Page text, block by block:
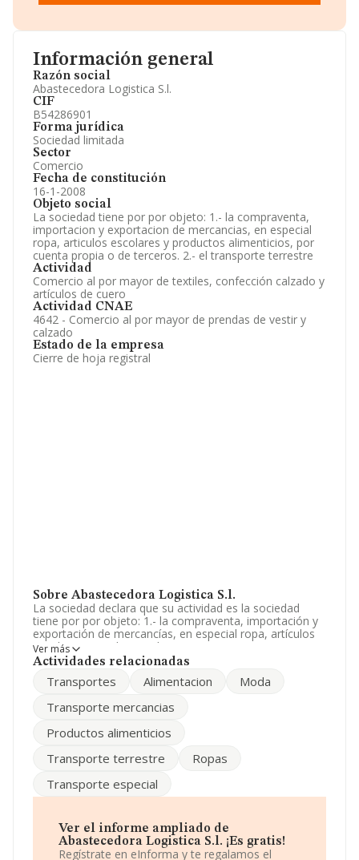
Información general
Razón social
Abastecedora Logistica S.l.
CIF
B54286901
Forma jurídica
Sociedad limitada
Sector
Comercio
Fecha de constitución
16-1-2008
Objeto social
La sociedad tiene por por objeto: 1.- la compraventa,
importacion y exportacion de mercancias, en especial
ropa, articulos escolares y productos alimenticios, por
cuenta propia o de terceros. 2.- el transporte terrestre
Actividad
Comercio al por mayor de textiles, confección calzado y
artículos de cuero
Actividad CNAE
4642 - Comercio al por mayor de prendas de vestir y
calzado
Estado de la empresa
Cierre de hoja registral
Sobre Abastecedora Logistica S.l.
La sociedad declara que su actividad es la sociedad
tiene por por objeto: 1.- la compraventa, importación y
exportación de mercancías, en especial ropa, artículos
escolares y productos alimenticios, por cuenta propia o
de terceros. 2.- el transporte terrestre. La empresa está
corresponde a 4642 con código 'Comercio al por mayor
actividad en mercados exteriores.
La empresa españolaAbastecedora Logistica S.L
encuentra en Calle Quart núm. 28 Plt 2 A, (46001), en el
En base a la información de la que dispone INFORMA
facturación alcanza la cifra de 34.554 millones de euros
y la media de facturación de ventas entre todas las
compañías alcanza los 1 millón de euros. Respecto a la
Ver más
Actividades relacionadas
Transportes Alimentacion
Moda
Transporte mercancias
Productos alimenticios
Transporte terrestre
Ropas
Transporte especial
Ver el informe ampliado de
Abastecedora Logistica S.l. ¡Es gratis!
Regístrate en eInforma y te regalamos el
Información oficial y registral complementaria.